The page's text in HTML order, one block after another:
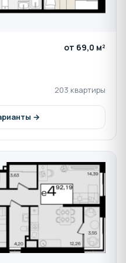
района
центры,
и поликлиники
находятся
с магазинами и
помещениях не будет
что сохраняет
уникальная
прогулочный бульвар с
от 69,0 м²
203 квартиры
→